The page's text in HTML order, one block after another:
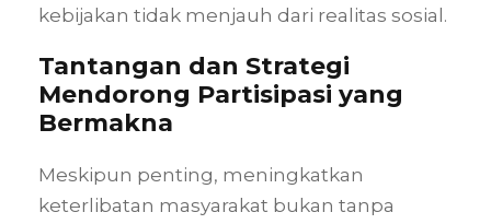
kebijakan tidak menjauh dari realitas sosial.
Tantangan dan Strategi
Mendorong Partisipasi yang
Bermakna
Meskipun penting, meningkatkan
keterlibatan masyarakat bukan tanpa